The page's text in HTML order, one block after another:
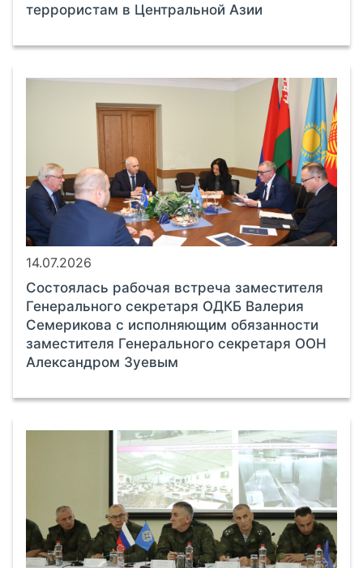
террористам в Центральной Азии
14.07.2026
Состоялась рабочая встреча заместителя
Генерального секретаря ОДКБ Валерия
Семерикова с исполняющим обязанности
заместителя Генерального секретаря ООН
Александром Зуевым